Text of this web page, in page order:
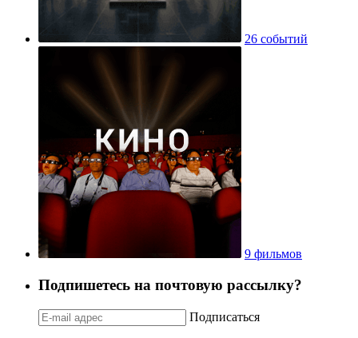
26 событий
9 фильмов
Подпишетесь на почтовую рассылку?
Подписаться